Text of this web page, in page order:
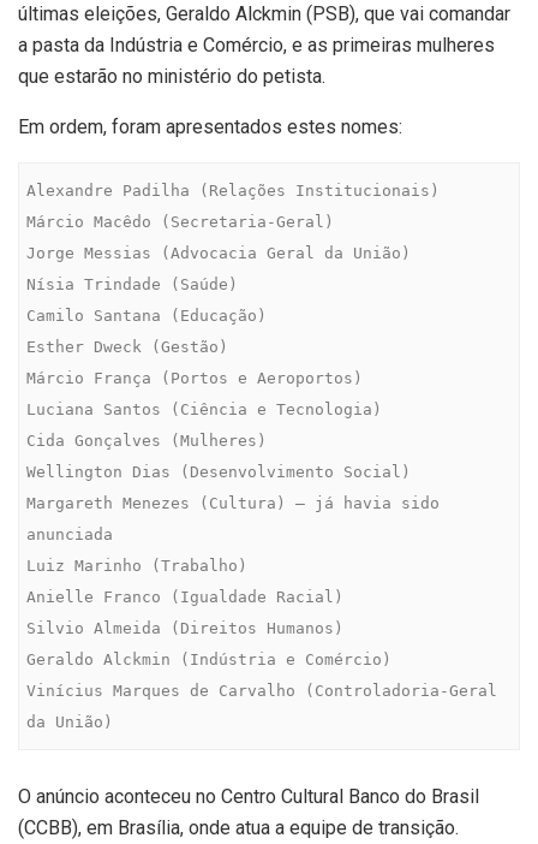
últimas eleições, Geraldo Alckmin (PSB), que vai comandar
a pasta da Indústria e Comércio, e as primeiras mulheres
que estarão no ministério do petista.
Em ordem, foram apresentados estes nomes:
Alexandre Padilha (Relações Institucionais)
Márcio Macêdo (Secretaria-Geral)
Jorge Messias (Advocacia Geral da União)
Nísia Trindade (Saúde)
Camilo Santana (Educação)
Esther Dweck (Gestão)
Márcio França (Portos e Aeroportos)
Luciana Santos (Ciência e Tecnologia)
Cida Gonçalves (Mulheres)
Wellington Dias (Desenvolvimento Social)
Margareth Menezes (Cultura) – já havia sido
anunciada
Luiz Marinho (Trabalho)
Anielle Franco (Igualdade Racial)
Silvio Almeida (Direitos Humanos)
Geraldo Alckmin (Indústria e Comércio)
Vinícius Marques de Carvalho (Controladoria-Geral
da União)
O anúncio aconteceu no Centro Cultural Banco do Brasil
(CCBB), em Brasília, onde atua a equipe de transição.